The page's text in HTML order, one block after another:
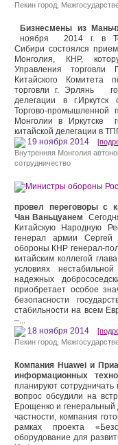
Пекин город
Бизнесмены из
ноября 2014 г. в
Сибири состоялся
Монголия, КНР,
Управления торговли
Китайского Комитета
торговли г. Эрлянь
делегации в г.Иркутск
Торгово-
Монголии в Иркутске
китайской делегации в
19 ноября 2014
Внутренняя Монголия
сотрудничество
провел переговоры с
Чан Ваньцуанем
Китайскую Народную
генерал армии
обороны КНР генерал-
китайским коллегой
условиях
надежных
приобретает особое
безопасности
стабильности на всем
–...
18 ноября 2014
Пекин город
Компания Huawei и
информационных
планируют
вопрос обсудили на
Ерощенко и
частности, компания
рамках проекта
оборудование для